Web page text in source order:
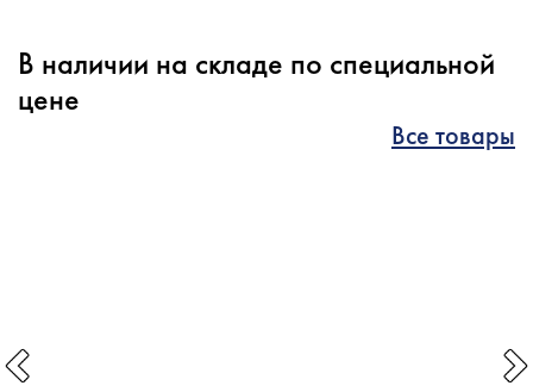
В наличии на складе по специальной
цене
Все товары